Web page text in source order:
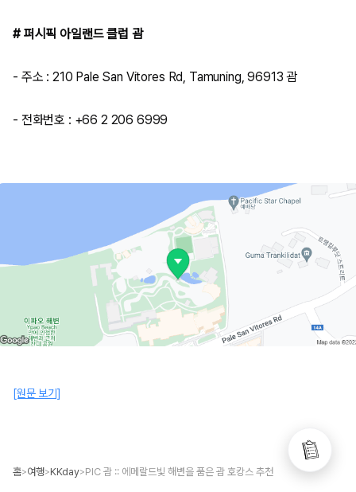
# 퍼시픽 아일랜드 클럽 괌
- 주소 : 210 Pale San Vitores Rd, Tamuning, 96913 괌
- 전화번호 : +66 2 206 6999
[원문 보기]
홈>여행>KKday>PIC 괌 :: 에메랄드빛 해변을 품은 괌 호캉스 추천